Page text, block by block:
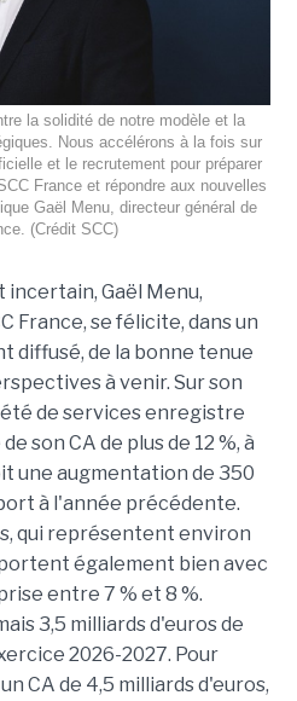
la solidité de notre modèle et la
Nous accélérons à la fois sur
et le recrutement pour préparer
France et répondre aux nouvelles
Gaël Menu, directeur général de
(Crédit SCC)
Gaël Menu,
France, se félicite, dans un
diffusé, de la bonne tenue
à venir. Sur son
de services enregistre
son CA de plus de 12 %, à
une augmentation de 350
à l'année précédente.
qui représentent environ
également bien avec
entre 7 % et 8 %.
3,5 milliards d'euros de
2026-2027. Pour
CA de 4,5 milliards d'euros,